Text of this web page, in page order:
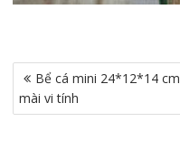
Điều
hướng
bài
Bể cá mini 24*12*14 cm
mài vi tính